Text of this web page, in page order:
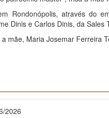
Rondonópolis, através do
Dinis e Carlos Dinis, da
mãe, Maria Josemar Ferreira
2026